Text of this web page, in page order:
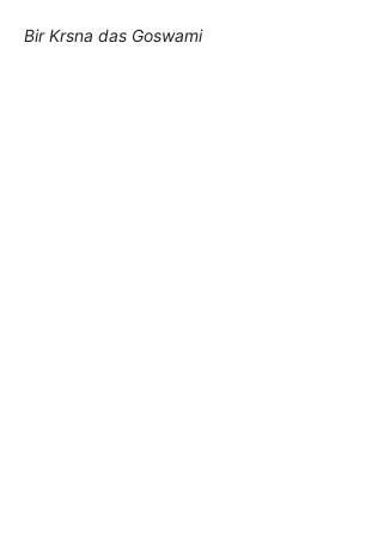
Bir Krsna das Goswami